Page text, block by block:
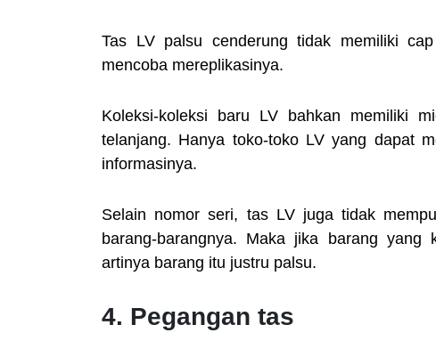
Tas LV palsu cenderung tidak memiliki
mencoba mereplikasinya.
Koleksi-koleksi baru LV bahkan memiliki
telanjang. Hanya toko-toko LV yang dapat
informasinya.
Selain nomor seri, tas LV juga tidak
barang-barangnya. Maka jika barang
artinya barang itu justru palsu.
4. Pegangan tas